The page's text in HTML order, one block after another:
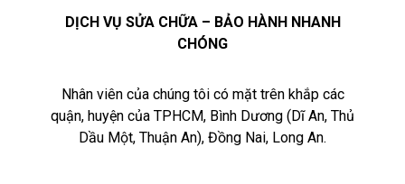
DỊCH VỤ SỬA CHỮA – BẢO HÀNH NHANH
CHÓNG
Nhân viên của chúng tôi có mặt trên khắp các
quận, huyện của TPHCM, Bình Dương (Dĩ An, Thủ
Dầu Một, Thuận An), Đồng Nai, Long An.